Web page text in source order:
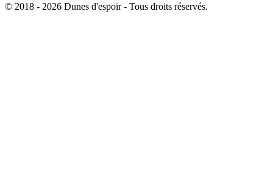
© 2018 - 2026 Dunes d'espoir - Tous droits réservés.